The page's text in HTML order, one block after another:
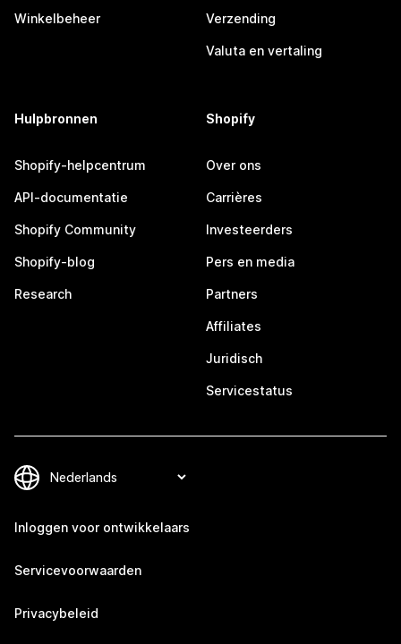
Winkelbeheer Verzending
Valuta en vertaling
Hulpbronnen
Shopify-helpcentrum
API-documentatie
Shopify Community
Shopify-blog
Research
Shopify
Over ons
Carrières
Investeerders
Pers en media
Partners
Affiliates
Juridisch
Servicestatus
Inloggen voor ontwikkelaars
Servicevoorwaarden
Privacybeleid